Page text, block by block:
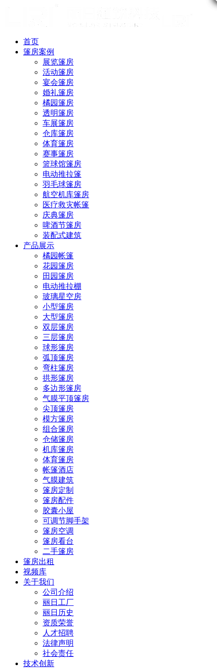
首页
篷房案例
展览篷房
活动篷房
宴会篷房
婚礼篷房
橘园篷房
透明篷房
车展篷房
仓库篷房
体育篷房
赛事篷房
篮球馆篷房
电动推拉篷
羽毛球篷房
航空机库篷房
医疗救灾帐篷
庆典篷房
啤酒节篷房
装配式建筑
产品展示
橘园帐篷
花园篷房
田园篷房
电动推拉棚
玻璃星空房
小型篷房
大型篷房
双层篷房
三层篷房
球形篷房
弧顶篷房
弯柱篷房
拱形篷房
多边形篷房
气膜平顶篷房
尖顶篷房
模方篷房
组合篷房
仓储篷房
机库篷房
体育篷房
帐篷酒店
气膜建筑
篷房定制
篷房配件
胶囊小屋
可调节脚手架
篷房空调
篷房看台
二手篷房
篷房出租
视频库
关于我们
公司介绍
丽日工厂
丽日历史
资质荣誉
人才招聘
法律声明
社会责任
技术创新